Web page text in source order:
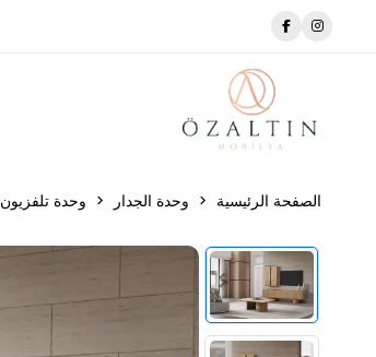
الصفحة الرئيسية وحدة الجدار وحدة